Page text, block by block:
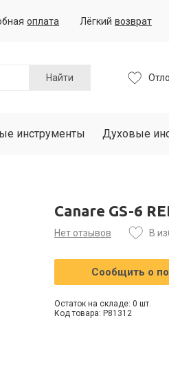
оплата Лёгкий возврат
Найти
инструменты Духовые
Canare GS-6
Нет отзывов В
Сообщить о
Остаток на складе: 0 шт.
Код товара: P81312